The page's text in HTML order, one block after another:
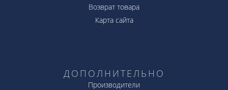
Возврат товара
Карта сайта
ДОПОЛНИТЕЛЬНО
Производители